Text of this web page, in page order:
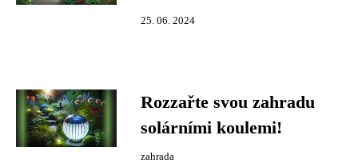
25. 06. 2024
Rozzařte svou zahradu
solárními koulemi!
zahrada